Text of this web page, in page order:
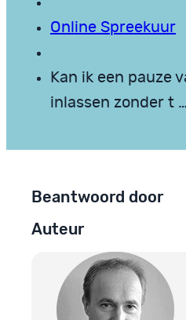
Online Spreekuur
Kan ik een pauze
inlassen zonder t …
Beantwoord door
Auteur